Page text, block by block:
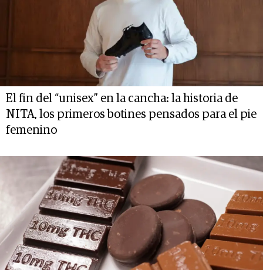
El fin del “unisex” en la cancha: la historia de
NITA, los primeros botines pensados para el pie
femenino